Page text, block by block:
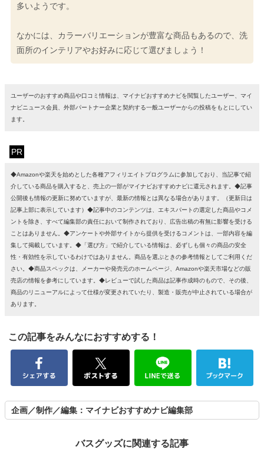
多いようです。
なかには、カラーバリエーションが豊富な商品もあるので、洗
面所のインテリアやお好みに応じて選びましょう！
ユーザーのおすすめ商品や口コミ情報は、マイナビおすすめナビを閲覧したユーザー、マイ
ナビニュース会員、外部パートナー企業と契約する一般ユーザーからの投稿をもとにしてい
ます。
PR
◆Amazonや楽天を始めとした各種アフィリエイトプログラムに参加しており、当記事で紹
介している商品を購入すると、売上の一部がマイナビおすすめナビに還元されます。◆記事
公開後も情報の更新に努めていますが、最新の情報とは異なる場合があります。（更新日は
記事上部に表示しています）◆記事中のコンテンツは、エキスパートの選定した商品やコメ
ントを除き、すべて編集部の責任において制作されており、広告出稿の有無に影響を受ける
ことはありません。◆アンケートや外部サイトから提供を受けるコメントは、一部内容を編
集して掲載しています。◆「選び方」で紹介している情報は、必ずしも個々の商品の安全
性・有効性を示しているわけではありません。商品を選ぶときの参考情報としてご利用くだ
さい。◆商品スペックは、メーカーや発売元のホームページ、Amazonや楽天市場などの販
売店の情報を参考にしています。◆レビューで試した商品は記事作成時のもので、その後、
商品のリニューアルによって仕様が変更されていたり、製造・販売が中止されている場合が
あります。
この記事をみんなにおすすめする！
企画／制作／編集：マイナビおすすめナビ編集部
バスグッズに関連する記事